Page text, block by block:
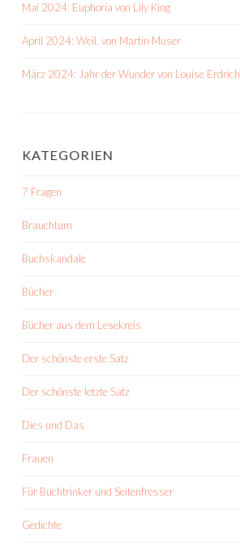
Mai 2024: Euphoria von Lily King
April 2024: Weil. von Martin Muser
März 2024: Jahr der Wunder von Louise Erdrich
KATEGORIEN
7 Fragen
Brauchtum
Buchskandale
Bücher
Bücher aus dem Lesekreis
Der schönste erste Satz
Der schönste letzte Satz
Dies und Das
Frauen
Für Buchtrinker und Seitenfresser
Gedichte